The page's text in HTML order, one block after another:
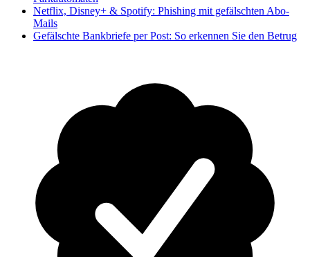
Netflix, Disney+ & Spotify: Phishing mit gefälschten Abo-
Mails
Gefälschte Bankbriefe per Post: So erkennen Sie den Betrug